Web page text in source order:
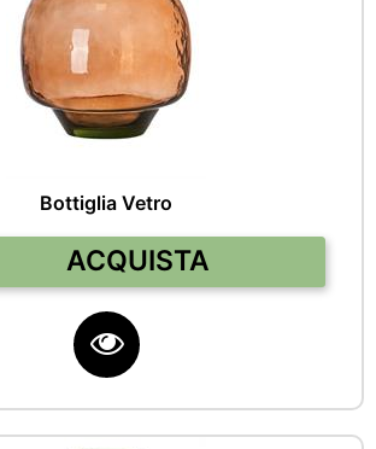
Bottiglia Vetro
Quantità
ACQUISTA